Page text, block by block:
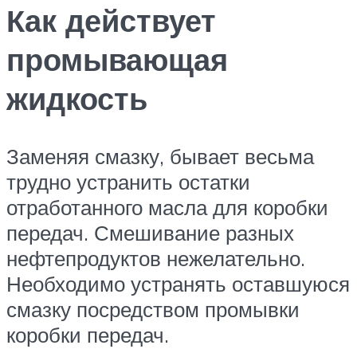
Как действует
промывающая
жидкость
Заменяя смазку, бывает весьма
трудно устранить остатки
отработанного масла для коробки
передач. Смешивание разных
нефтепродуктов нежелательно.
Необходимо устранять оставшуюся
смазку посредством промывки
коробки передач.